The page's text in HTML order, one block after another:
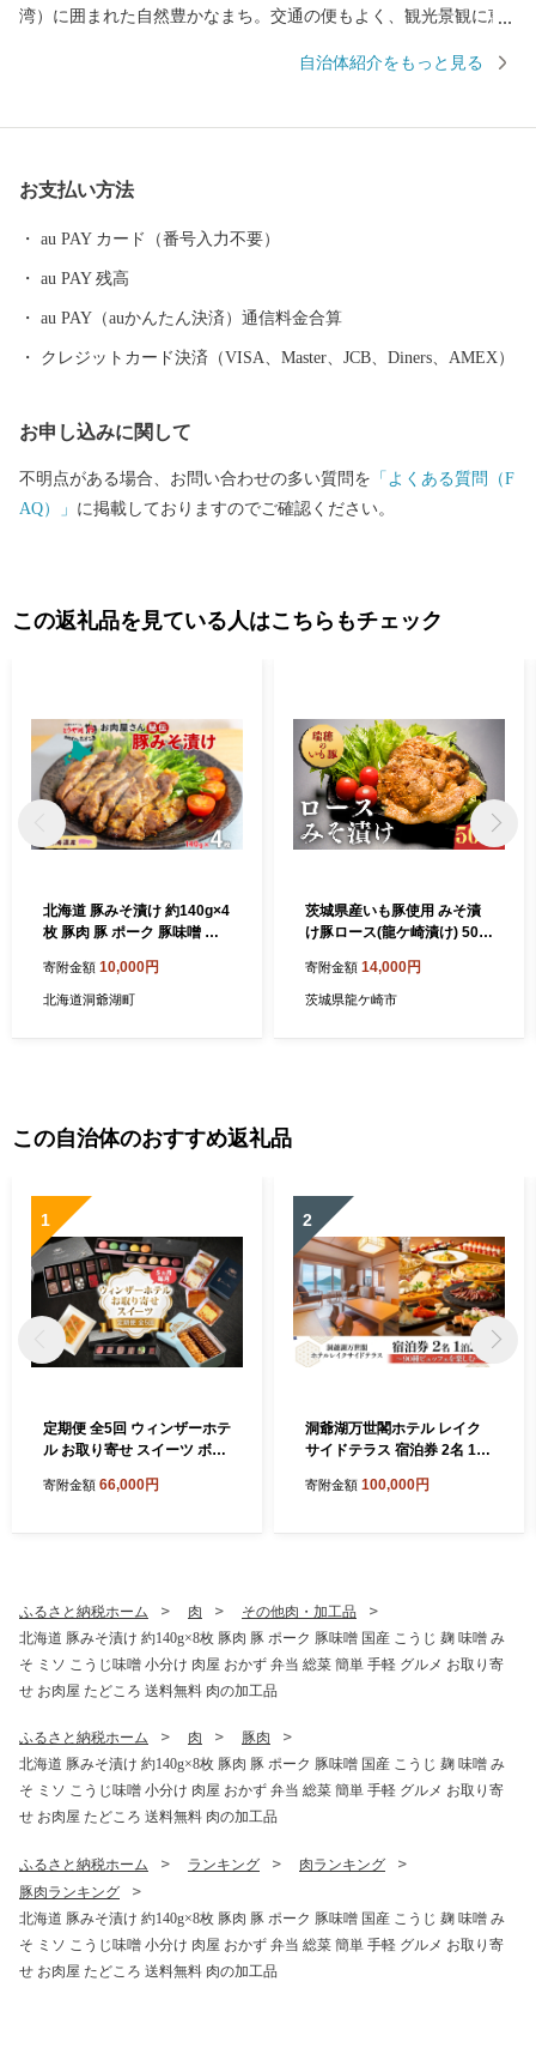
湾）に囲まれた自然豊かなまち。交通の便もよく、観光景観に恵
て、火山が作り出した雄大な景観と、その特徴を巧みに生かして
地・洞爺湖町から、「大地（ジオ）の恵み」をお届けします。
自治体紹介をもっと見る
お支払い方法
au PAY カード（番号入力不要）
au PAY 残高
au PAY（auかんたん決済）通信料金合算
クレジットカード決済（VISA、Master、JCB、Diners、AMEX）
お申し込みに関して
不明点がある場合、お問い合わせの多い質問を 「よくある質問（F
AQ）」 に掲載しておりますのでご確認ください。
この返礼品を見ている人はこちらもチェック
北海道 豚みそ漬け 約140g×4
枚 豚肉 豚 ポーク 豚味噌 国
こうじ味噌 小分け 肉屋 おか
ず 弁当 総菜 簡単 手軽 グル
寄附金額 10,000円
北海道洞爺湖町
茨城県産いも豚使用 みそ漬
け豚ロース(龍ケ崎漬け) 500
ース 豚 豚肉 ロース 冷凍 お
かず 手軽 肉料理 ご飯 晩御飯
寄附金額 14,000円
茨城県龍ケ崎市
この自治体のおすすめ返礼品
1
定期便 全5回 ウィンザーホテ
ル お取り寄せ スイーツ ボン
ンド ケーキ クッキー缶 おや
寄附金額 66,000円
2
洞爺湖万世閣ホテル レイク
サイドテラス 宿泊券 2名 1泊
プラン 和洋室 温泉 プレミア
寄附金額 100,000円
ふるさと納税ホーム 肉
その他肉・加工品
北海道 豚みそ漬け 約140g×8枚 豚肉 豚 ポーク 豚味噌 国産 こうじ 麹 味噌 み
そ ミソ こうじ味噌 小分け 肉屋 おかず 弁当 総菜 簡単 手軽 グルメ お取り寄
せ お肉屋 たどころ 送料無料 肉の加工品
ふるさと納税ホーム 肉
豚肉
北海道 豚みそ漬け 約140g×8枚 豚肉 豚 ポーク 豚味噌 国産 こうじ 麹 味噌 み
そ ミソ こうじ味噌 小分け 肉屋 おかず 弁当 総菜 簡単 手軽 グルメ お取り寄
せ お肉屋 たどころ 送料無料 肉の加工品
ふるさと納税ホーム ランキング
肉ランキング
豚肉ランキング
北海道 豚みそ漬け 約140g×8枚 豚肉 豚 ポーク 豚味噌 国産 こうじ 麹 味噌 み
そ ミソ こうじ味噌 小分け 肉屋 おかず 弁当 総菜 簡単 手軽 グルメ お取り寄
せ お肉屋 たどころ 送料無料 肉の加工品